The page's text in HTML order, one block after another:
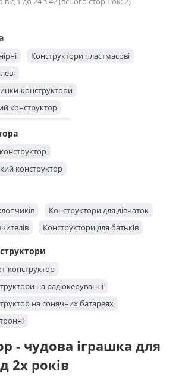
Конструктори пластмасові
конструктори
конструктор
липучка
будинок
деталями
деталями
із дерева
конструктор
Конструктори для дівчаток
Конструктори для батьків
конструктор
на радіокеруванні
на сонячних батареях
- чудова іграшка для
2х років